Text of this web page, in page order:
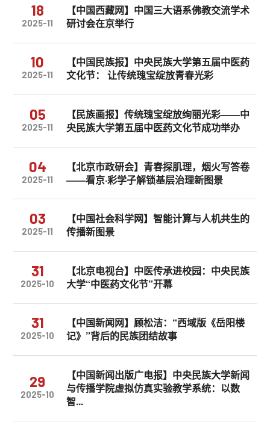
18
2025-11
【中国西藏网】中国三大语系佛教交流学术
研讨会在京举行
10
2025-11
【中国民族报】中央民族大学第五届中医药
文化节： 让传统瑰宝绽放青春光彩
05
2025-11
【民族画报】传统瑰宝绽放绚丽光彩——中
央民族大学第五届中医药文化节成功举办
04
2025-11
【北京市政研会】青春探肌理，烟火写答卷
——看京·彩学子解锁基层治理新图景
03
2025-11
【中国社会科学网】智能计算与人机共生的
传播新图景
31
2025-10
【北京电视台】中医传承进校园：中央民族
大学“中医药文化节”开幕
31
2025-10
【中国新闻网】顾松洁：“西域版《岳阳楼
记》”背后的民族团结故事
29
2025-10
【中国新闻出版广电报】中央民族大学新闻
与传播学院虚拟仿真实验教学系统：以数
智...